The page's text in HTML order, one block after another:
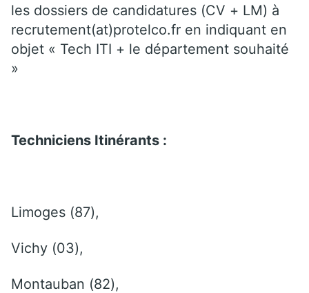
les dossiers de candidatures (CV + LM) à
recrutement(at)protelco.fr en indiquant en
objet « Tech ITI + le département souhaité
»
Techniciens Itinérants :
Limoges (87),
Vichy (03),
Montauban (82),